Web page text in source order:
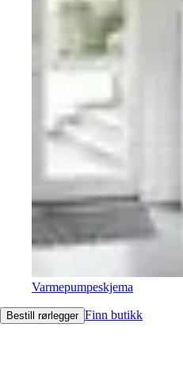
Varmepumpeskjema
Bestill rørlegger Finn butikk